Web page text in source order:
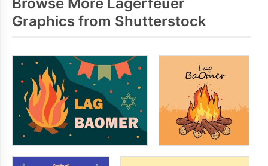
Graphics from Shutterstock